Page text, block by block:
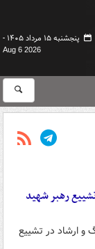
پنجشنبه ۱۵ مرداد ۱۴۰۵ -
Aug 6 2026
رهبر شهید
ارشاد در تشییع